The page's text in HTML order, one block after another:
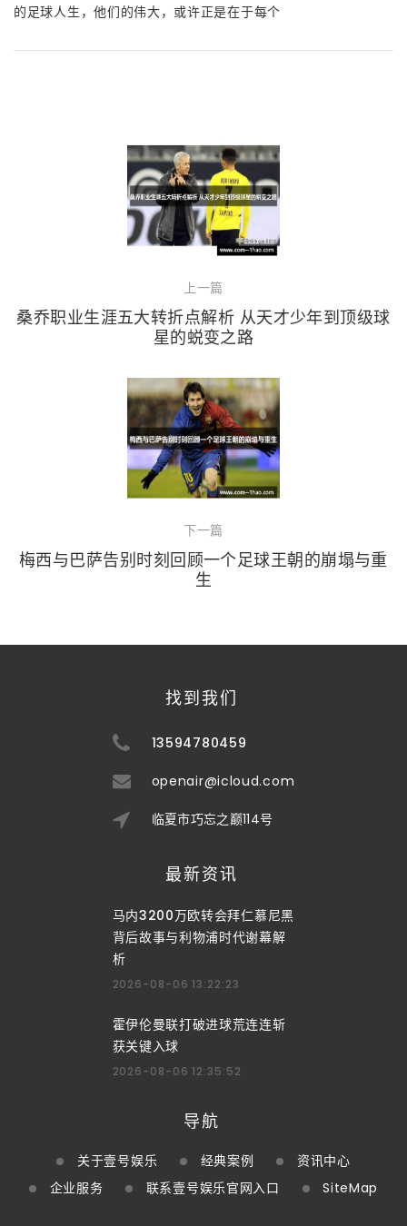
的足球人生，他们的伟大，或许正是在于每个
上一篇
桑乔职业生涯五大转折点解析 从天才少年到顶级球
星的蜕变之路
下一篇
梅西与巴萨告别时刻回顾一个足球王朝的崩塌与重
生
找到我们
13594780459
openair@icloud.com
临夏市巧忘之巅114号
最新资讯
马内3200万欧转会拜仁慕尼黑
背后故事与利物浦时代谢幕解
析
2026-08-06 13:22:23
霍伊伦曼联打破进球荒连连斩
获关键入球
2026-08-06 12:35:52
导航
关于壹号娱乐 经典案例
资讯中心
企业服务
联系壹号娱乐官网入口 SiteMap